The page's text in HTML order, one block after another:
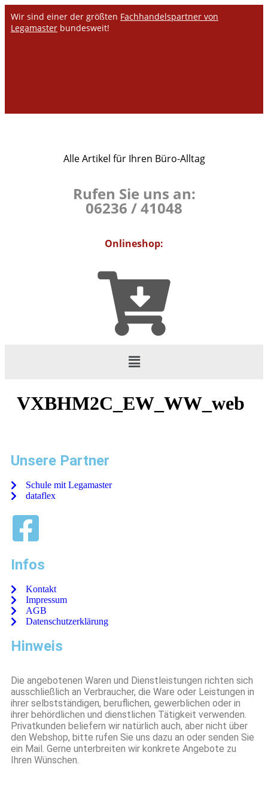
Wir sind einer der größten Fachhandelspartner von
Legamaster bundesweit!
Alle Artikel für Ihren Büro-Alltag
Rufen Sie uns an:
06236 / 41048
Onlineshop:
VXBHM2C_EW_WW_web
Unsere Partner
Schule mit Legamaster
dataflex
Infos
Kontakt
Impressum
AGB
Datenschutzerklärung
Hinweis
Die angebotenen Waren und Dienstleistungen richten sich
ausschließlich an Verbraucher, die Ware oder Leistungen in
ihrer selbstständigen, beruflichen, gewerblichen oder in
ihrer behördlichen und dienstlichen Tätigkeit verwenden.
Privatkunden beliefern wir natürlich auch, aber nicht über
den Webshop, bitte rufen Sie uns dazu an oder senden Sie
ein Mail. Gerne unterbreiten wir konkrete Angebote zu
Ihren Wünschen.